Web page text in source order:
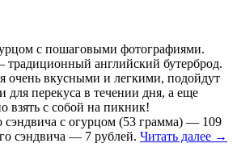
с пошаговыми фотографиями.
английский бутерброд.
очень вкусными и легкими, подойдут
для перекуса в течении дня, а еще
взять с собой на пикник!
сэндвича с огурцом (53 грамма) — 109
сэндвича — 7 рублей. Читать далее →